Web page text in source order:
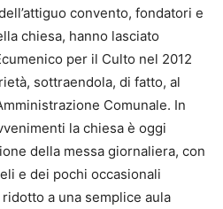
convento, fondatori e
chiesa, hanno lasciato
per il Culto nel 2012
sottraendola, di fatto, al
Comunale. In
la chiesa è oggi
della messa giornaliera, con
e dei pochi occasionali
a una semplice aula